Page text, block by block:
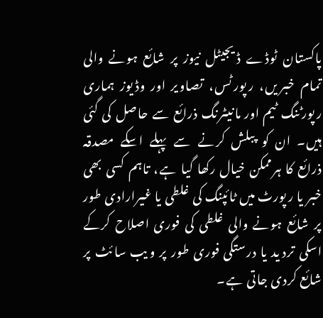
پاکستان ٹوڈے ڈیجیٹل نیوز پر شائع ہونے والی
تمام خبریں، رپورٹس، تصاویر اور وڈیوز ہماری
رپورٹنگ ٹیم اور مانیٹرنگ ذرائع سے حاصل کی گئی
ہیں۔ ان کو پبلش کرنے سے پہلے اسکے مصدقہ
ذرائع کا ہرممکن خیال رکھا گیا ہے، تاہم کسی بھی
خبر یا رپورٹ میں ٹائپنگ کی غلطی یا غیرارادی طور
پر شائع ہونے والی غلطی کی فوری اصلاح کرکے
اسکی تردید یا درستگی فوری طور پر ویب سائٹ پر
شائع کردی جاتی ہے۔